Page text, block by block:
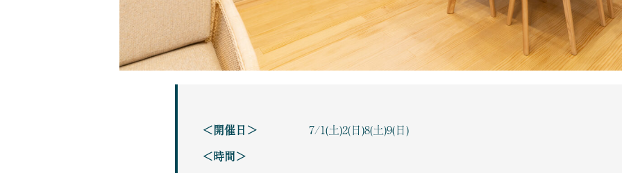
＜開催日＞
7/1(土)2(日)8(土)9(日)
＜時間＞